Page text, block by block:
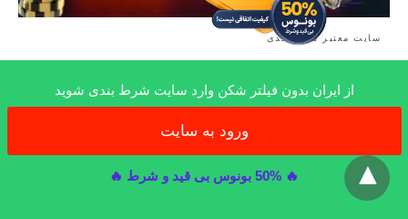
سایت معتبر شرط بندی
ثبت نام در 888Sport سایت تخصصی پیش بینی +
آموزش شرط بندی هدفمند
سایت پیش بینی معتبر 888Sport آماده ارائه خدمت به تمام کاربران جهان
9 ماه ago
از ایران بدون فیلتر شکن وارد سایت شرط بندی شوید
ورود به سایت
🔥 50% بونوس بی قید و شرط 🔥